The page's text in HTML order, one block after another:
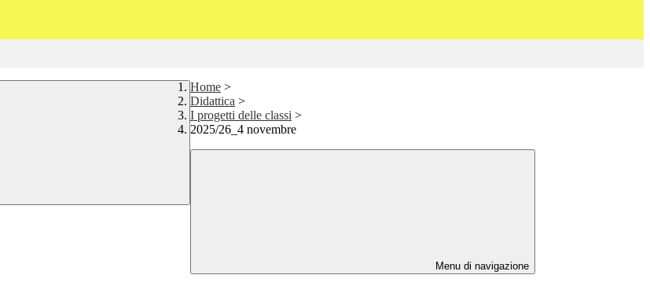
Home >
Didattica >
I progetti delle classi >
2025/26_4 novembre
Menu di navigazione